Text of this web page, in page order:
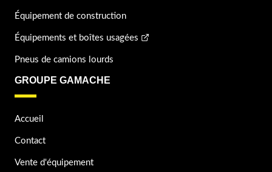
Équipement de construction
Équipements et boîtes usagées
Pneus de camions lourds
GROUPE GAMACHE
Accueil
Contact
Vente d'équipement